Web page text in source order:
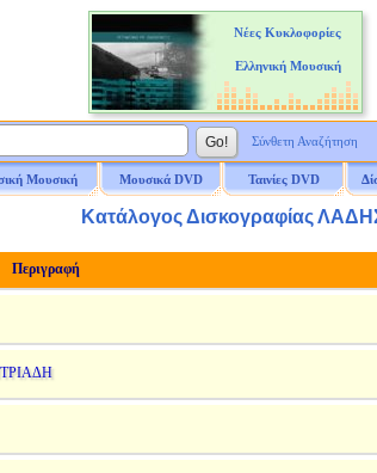
Νέες Κυκλοφορίες
Ελληνική Μουσική
Σύνθετη Αναζήτηση
Μουσική Μουσικά DVD Ταινίες DVD
Κατάλογος Δισκογραφίας
Περιγραφή